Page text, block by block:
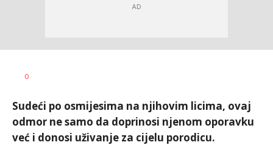
0
Sudeći po osmijesima na njihovim licima, ovaj
odmor ne samo da doprinosi njenom oporavku
već i donosi uživanje za cijelu porodicu.